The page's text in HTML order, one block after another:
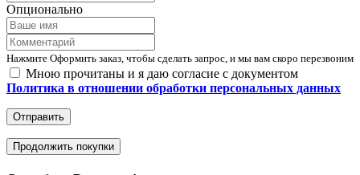
Опционально
Нажмите Оформить заказ, чтобы сделать запрос, и мы вам скоро перезвоним
Мною прочитаны и я даю согласие с документом
Политика в отношении обработки персональных данных
Отправить
Продолжить покупки